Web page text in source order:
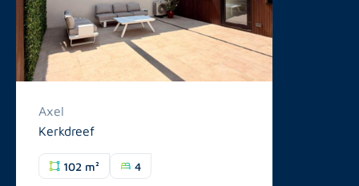
Axel
Kerkdreef
102 m² 4